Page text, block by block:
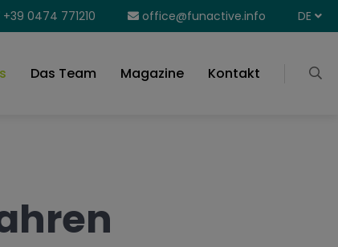
+39 0474 771210 office@funactive.info DE
Das Team Magazine Kontakt